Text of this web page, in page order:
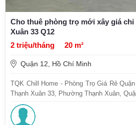
Cho thuê phòng trọ mới xây giá
Xuân 33 Q12
2 triệu/tháng
20 m²
Quận 12, Hồ Chí Minh
TQK Chill Home - Phòng Trọ Giá Rẻ
Thạnh Xuân 33, Phường Thạnh Xuân,